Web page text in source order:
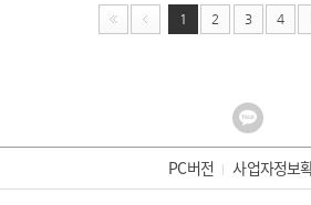
1 2 3 4
PC버전 사업자정보